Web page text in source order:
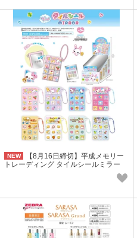
NEW
【8月16日締切】平成メモリー
トレーディング タイルシールミラー